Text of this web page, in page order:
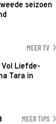
seizoen
MEER TV
Liefde-
Tara in
MEER TIPS